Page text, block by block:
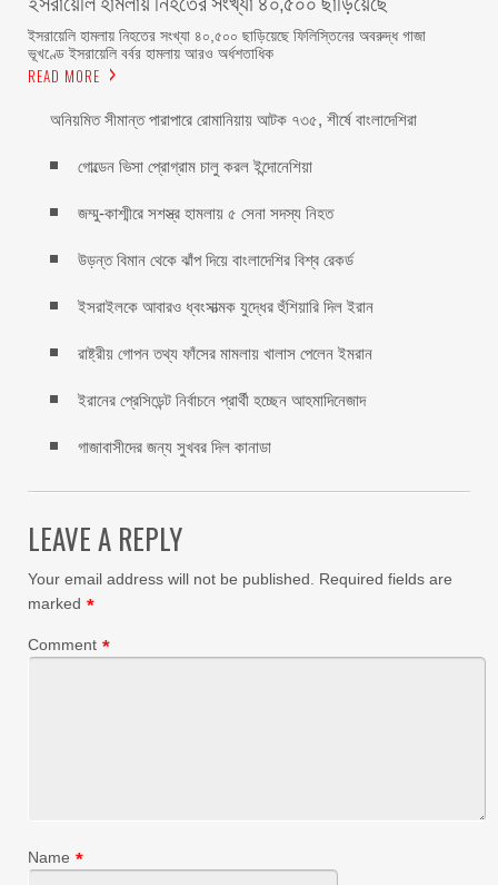
ইসরায়েলি হামলায় নিহতের সংখ্যা ৪০,৫০০ ছাড়িয়েছে ফিলিস্তিনের অবরুদ্ধ গাজা
ভূখণ্ডে ইসরায়েলি বর্বর হামলায় আরও অর্ধশতাধিক
READ MORE
অনিয়মিত সীমান্ত পারাপারে রোমানিয়ায় আটক ৭৩৫, শীর্ষে বাংলাদেশিরা
গোল্ডেন ভিসা প্রোগ্রাম চালু করল ইন্দোনেশিয়া
জম্মু-কাশ্মীরে সশস্ত্র হামলায় ৫ সেনা সদস্য নিহত
উড়ন্ত বিমান থেকে ঝাঁপ দিয়ে বাংলাদেশির বিশ্ব রেকর্ড
ইসরাইলকে আবারও ধ্বংসাত্মক যুদ্ধের হুঁশিয়ারি দিল ইরান
রাষ্ট্রীয় গোপন তথ্য ফাঁসের মামলায় খালাস পেলেন ইমরান
ইরানের প্রেসিডেন্ট নির্বাচনে প্রার্থী হচ্ছেন আহমাদিনেজাদ
গাজাবাসীদের জন্য সুখবর দিল কানাডা
LEAVE A REPLY
Your email address will not be published.
Required fields are
marked *
Comment *
Name *